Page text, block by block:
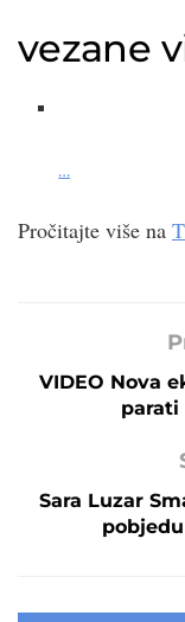
vezane
…
Pročitajte više na
VIDEO Nova
parati
Sara Luzar